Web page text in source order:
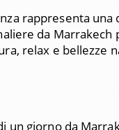
rappresenta una
da Marrakech
relax e bellezze
un giorno da